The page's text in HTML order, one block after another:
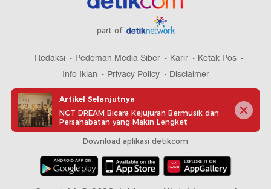
part of
Redaksi Pedoman Media Siber Karir
Kotak Pos
Info Iklan
Privacy Policy Disclaimer
Download aplikasi detikcom
Artikel Selanjutnya
NCT DREAM Bicara Kejujuran Bermusik dan
Persahabatan yang Makin Lengket